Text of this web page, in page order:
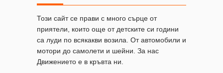
Този сайт се прави с много сърце от
приятели, които още от детските си години
са луди по всякакви возила. От автомобили и
мотори до самолети и шейни. За нас
Движението е в кръвта ни.